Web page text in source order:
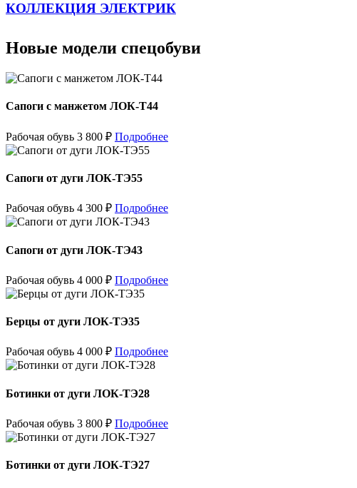
КОЛЛЕКЦИЯ ЭЛЕКТРИК
Новые модели спецобуви
Сапоги с манжетом ЛОК-Т44
Рабочая обувь 3 800 ₽ Подробнее
Сапоги от дуги ЛОК-ТЭ55
Рабочая обувь 4 300 ₽ Подробнее
Сапоги от дуги ЛОК-ТЭ43
Рабочая обувь 4 000 ₽ Подробнее
Берцы от дуги ЛОК-ТЭ35
Рабочая обувь 4 000 ₽ Подробнее
Ботинки от дуги ЛОК-ТЭ28
Рабочая обувь 3 800 ₽ Подробнее
Ботинки от дуги ЛОК-ТЭ27